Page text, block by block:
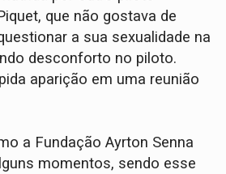
que não gostava de
a sua sexualidade na
desconforto no piloto.
aparição em uma reunião
a Fundação Ayrton Senna
momentos, sendo esse